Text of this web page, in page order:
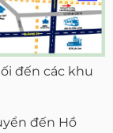
đến các khu
đến Hồ